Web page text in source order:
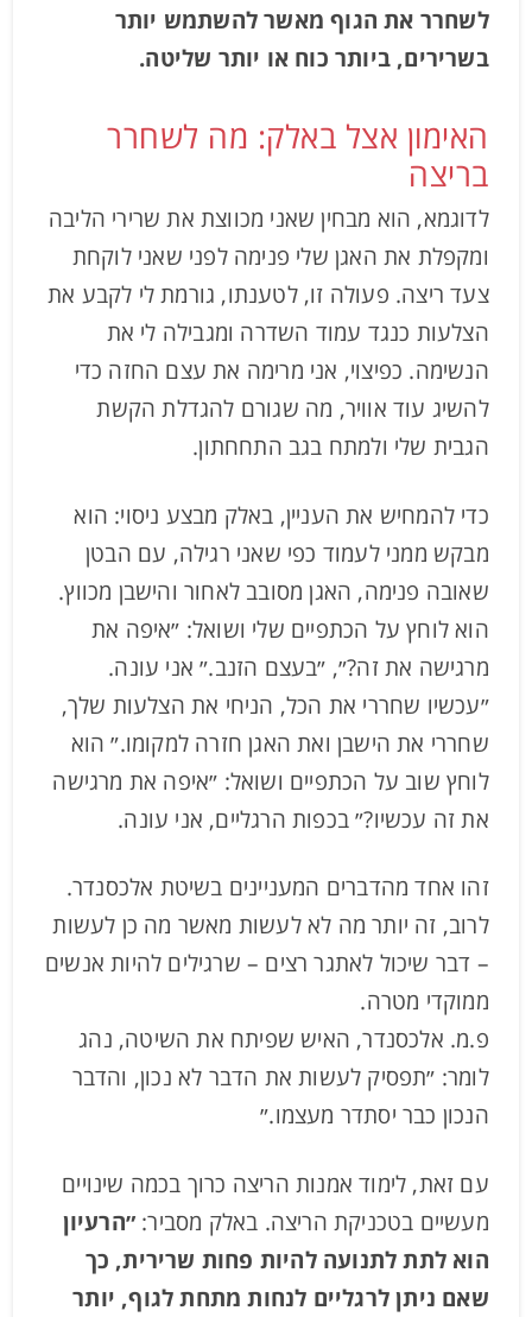
לשחרר את הגוף מאשר להשתמש יותר
בשרירים, ביותר כוח או יותר שליטה.
האימון אצל באלק: מה לשחרר
בריצה
לדוגמא, הוא מבחין שאני מכווצת את שרירי הליבה
ומקפלת את האגן שלי פנימה לפני שאני לוקחת
צעד ריצה. פעולה זו, לטענתו, גורמת לי לקבע את
הצלעות כנגד עמוד השדרה ומגבילה לי את
הנשימה. כפיצוי, אני מרימה את עצם החזה כדי
להשיג עוד אוויר, מה שגורם להגדלת הקשת
הגבית שלי ולמתח בגב התחחתון.
כדי להמחיש את העניין, באלק מבצע ניסוי: הוא
מבקש ממני לעמוד כפי שאני רגילה, עם הבטן
שאובה פנימה, האגן מסובב לאחור והישבן מכווץ.
הוא לוחץ על הכתפיים שלי ושואל: ״איפה את
מרגישה את זה?״, ״בעצם הזנב.״ אני עונה.
״עכשיו שחררי את הכל, הניחי את הצלעות שלך,
שחררי את הישבן ואת האגן חזרה למקומו.״ הוא
לוחץ שוב על הכתפיים ושואל: ״איפה את מרגישה
את זה עכשיו?״ בכפות הרגליים, אני עונה.
זהו אחד מהדברים המעניינים בשיטת אלכסנדר.
לרוב, זה יותר מה לא לעשות מאשר מה כן לעשות
– דבר שיכול לאתגר רצים – שרגילים להיות אנשים
ממוקדי מטרה.
פ.מ. אלכסנדר, האיש שפיתח את השיטה, נהג
לומר: ״תפסיק לעשות את הדבר לא נכון, והדבר
הנכון כבר יסתדר מעצמו.״
עם זאת, לימוד אמנות הריצה כרוך בכמה שינויים
מעשיים בטכניקת הריצה. באלק מסביר:״הרעיון
הוא לתת לתנועה להיות פחות שרירית, כך
שאם ניתן לרגליים לנחות מתחת לגוף, יותר